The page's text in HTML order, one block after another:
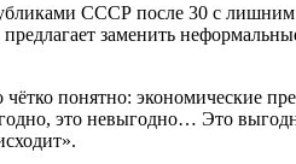
СССР после 30 с
заменить
понятно: экономические
это невыгодно… Это